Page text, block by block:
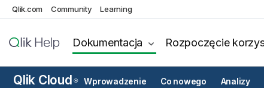
Qlik.com Community Learning
Dokumentacja Rozpoczęcie
Qlik Cloud ® Wprowadzenie Co nowego Analizy
Brama danych Qlik — dostęp
Źródła danych w Qlik Cloud
Analytics